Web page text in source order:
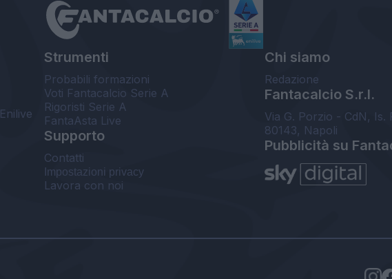
Strumenti
Probabili formazioni
Voti Fantacalcio Serie A
Rigoristi Serie A
FantaAsta Live
Supporto
Contatti
Impostazioni privacy
Lavora con noi
Chi siamo
Redazione
Fantacalcio S.r.l.
Via G. Porzio - CdN, Is.
80143, Napoli
Pubblicità su